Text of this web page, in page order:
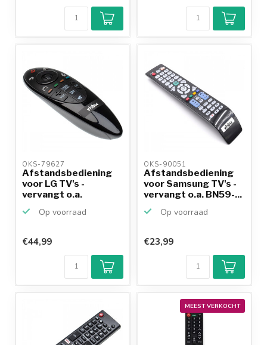
OKS-79627
Afstandsbediening
voor LG TV's -
vervangt o.a.
Op voorraad
€44,99
OKS-90051
Afstandsbediening
voor Samsung TV's -
vervangt o.a. BN59-...
Op voorraad
€23,99
MEEST VERKOCHT